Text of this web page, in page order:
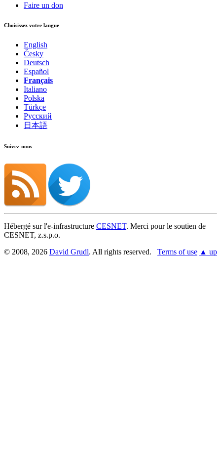
Faire un don
Choisissez votre langue
English
Česky
Deutsch
Español
Français
Italiano
Polska
Türkçe
Русский
日本語
Suivez-nous
Hébergé sur l'e-infrastructure CESNET. Merci pour le soutien de
CESNET, z.s.p.o.
© 2008, 2026 David Grudl. All rights reserved. Terms of use ▲ up